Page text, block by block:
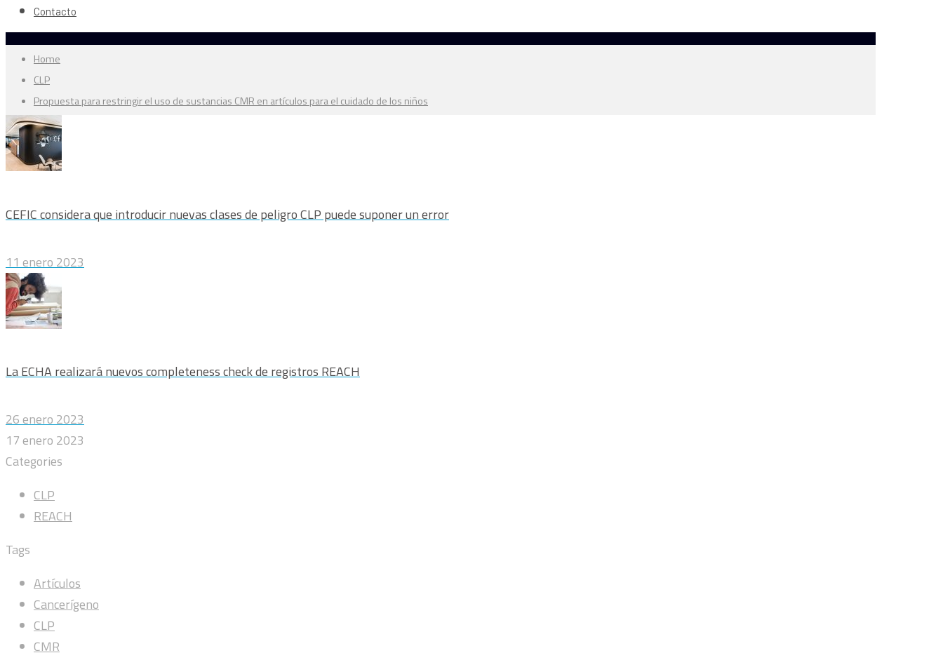
Contacto
Home
CLP
Propuesta para restringir el uso de sustancias CMR en artículos para el cuidado de los niños
CEFIC considera que introducir nuevas clases de peligro CLP puede suponer un error
11 enero 2023
La ECHA realizará nuevos completeness check de registros REACH
26 enero 2023
17 enero 2023
Categories
CLP
REACH
Tags
Artículos
Cancerígeno
CLP
CMR